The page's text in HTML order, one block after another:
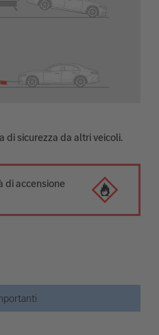
di sicurezza da altri veicoli.
di accensione